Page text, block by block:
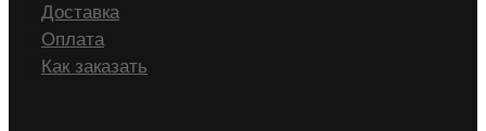
Доставка
Оплата
Как заказать